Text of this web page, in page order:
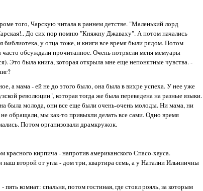
того, Чарскую читала в раннем детстве. "Маленький лорд
До сих пор помню "Княжну Джаваху". А потом начались
у отца тоже, и книги все время были рядом. Потом
обсуждали прочитанное. Очень потрясли меня мемуары
Это была книга, которая открыла мне еще непонятные чувства. -
а мама - ей не до этого было, она была в вихре успеха. У нее уже
революции", которая тогда же была переведена на разные языки.
была молода, они все еще были очень-очень молоды. Ни мама, ни
обращали, мы как-то привыкли делать все сами. Одно время
Потом организовали драмкружок.
кирпича - напротив американского Спасо-хауса.
второй от угла - дом три, квартира семь, а у Наталии Ильиничны
комнат: спальня, потом гостиная, где стоял рояль, за которым